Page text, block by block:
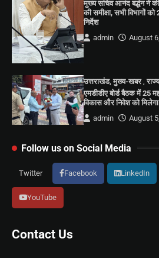
मुख्य सचिव आनंद बर्द्धन ने
की समीक्षा, सभी विभागों
निर्देश
admin
August
उत्तराखंड,मुख्य-खबर ,
एमडीडीए बोर्ड बैठक में 25
विकास और निवेश को मिलेगा
admin
August
Follow us on Social Media
Twitter Facebook LinkedIn
YouTube
Contact Us